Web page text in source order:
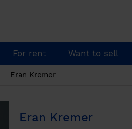
For rent Want to sell
Eran Kremer
Eran Kremer